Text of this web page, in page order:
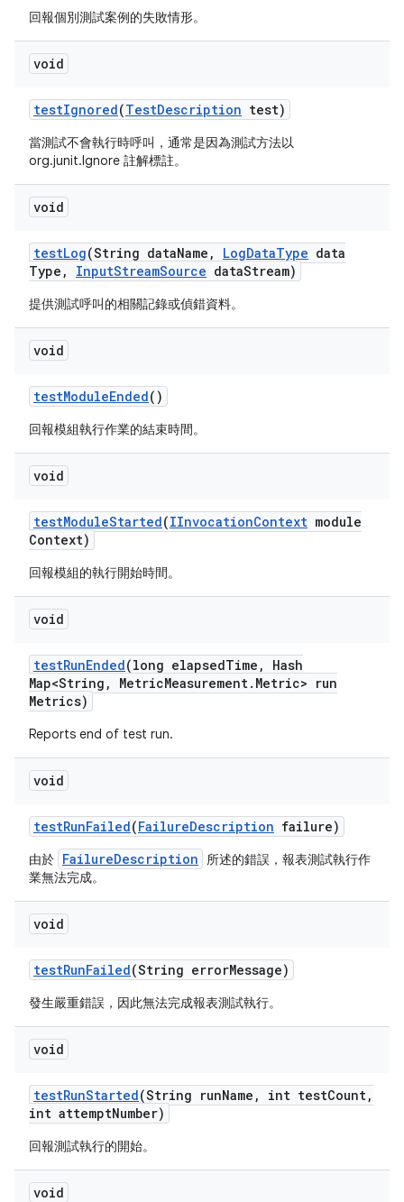
回報個別測試案例的失敗情形。
void
testIgnored(TestDescription test)
當測試不會執行時呼叫，通常是因為測試方法以
org.junit.Ignore 註解標註。
void
testLog(String dataName , LogDataType data
Type , InputStreamSource dataStream)
提供測試呼叫的相關記錄或偵錯資料。
void
testModuleEnded()
回報模組執行作業的結束時間。
void
testModuleStarted(IInvocationContext module
Context)
回報模組的執行開始時間。
void
testRunEnded(long elapsedTime ,
Hash
Map<String , MetricMeasurement. Metric> run
Metrics)
Reports end of test run.
void
testRunFailed(FailureDescription failure)
由於 FailureDescription
所述的錯誤，報表測試執行作
業無法完成。
void
testRunFailed(String errorMessage)
發生嚴重錯誤，因此無法完成報表測試執行。
void
testRunStarted(String runName , int testCount,
int attemptNumber)
回報測試執行的開始。
void